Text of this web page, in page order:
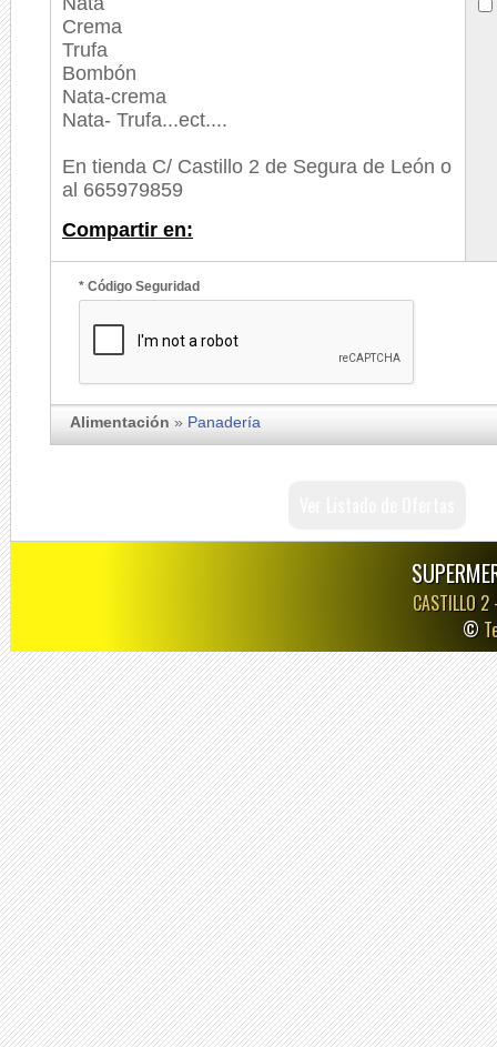
Crema
Trufa
Bombón
Nata-crema
Nata- Trufa...ect....
En tienda C/ Castillo 2 de Segura de León o
al 665979859
Compartir en:
* Código Seguridad
Alimentación » Panadería
CASTILLO
©